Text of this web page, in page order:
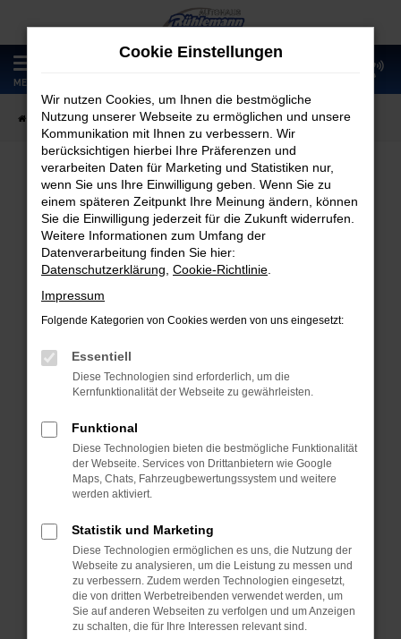
Zum
Hauptinhalt
springen
MENÜ
Startseite Fahrzeugangebote Fahrzeugmarkt
Fahrzeugmarkt
Fehler: Network Error
Beim Laden ist ein Fehler aufgetreten.
Hier sind ein paar Tipps, die dir helfen können:
Überprüfe deine Firewall und deine
Laden andere Webseiten, zum Beispiel
deine Suchmaschine?
Prüfe deine Browsererweiterungen.
Manche Erweiterungen, wie Werbeblocker,
können das Laden bestimmter Seiten
verhindern. Funktioniert die Seite in einem
anderen Browser oder in einem privaten
Fenster?
Starte dein Gerät neu.
Cookie Einstellungen
Wir nutzen Cookies, um Ihnen die bestmögliche
Nutzung unserer Webseite zu ermöglichen und unsere
Kommunikation mit Ihnen zu verbessern. Wir
berücksichtigen hierbei Ihre Präferenzen und
verarbeiten Daten für Marketing und Statistiken nur,
wenn Sie uns Ihre Einwilligung geben. Wenn Sie zu
einem späteren Zeitpunkt Ihre Meinung ändern, können
Sie die Einwilligung jederzeit für die Zukunft widerrufen.
Weitere Informationen zum Umfang der
Datenverarbeitung finden Sie hier:
Datenschutzerklärung Cookie-Richtlinie
Impressum
Folgende Kategorien von Cookies werden von uns eingesetzt:
Essentiell
Diese Technologien sind erforderlich, um die
Kernfunktionalität der Webseite zu gewährleisten.
Funktional
Diese Technologien bieten die bestmögliche Funktionalität
der Webseite. Services von Drittanbietern wie Google
Maps, Chats, Fahrzeugbewertungssystem und weitere
werden aktiviert.
Statistik und Marketing
Diese Technologien ermöglichen es uns, die Nutzung der
Webseite zu analysieren, um die Leistung zu messen und
zu verbessern. Zudem werden Technologien eingesetzt,
die von dritten Werbetreibenden verwendet werden, um
Sie auf anderen Webseiten zu verfolgen und um Anzeigen
zu schalten, die für Ihre Interessen relevant sind.